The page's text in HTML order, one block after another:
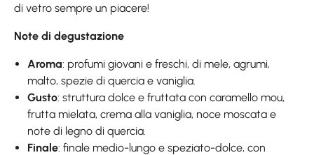
di vetro sempre un piacere!
Note di degustazione
Aroma: profumi giovani e freschi, di mele, agrumi,
malto, spezie di quercia e vaniglia.
Gusto: struttura dolce e fruttata con caramello mou,
frutta mielata, crema alla vaniglia, noce moscata e
note di legno di quercia.
Finale: finale medio-lungo e speziato-dolce, con